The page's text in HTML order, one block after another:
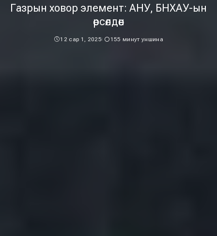
Газрын ховор элемент: АНУ, БНХАУ-ын
өрсөлдөөн
12 сар 1, 2025 155 минут уншина